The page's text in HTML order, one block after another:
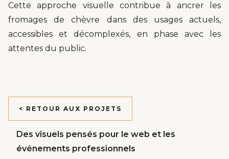
Cette approche visuelle contribue à ancrer les
fromages de chèvre dans des usages actuels,
accessibles et décomplexés, en phase avec les
attentes du public.
< RETOUR AUX PROJETS
Des visuels pensés pour le web et les
événements professionnels